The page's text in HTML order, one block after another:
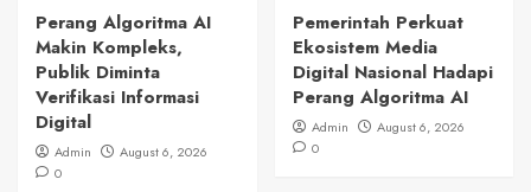
Perang Algoritma AI
Makin Kompleks,
Publik Diminta
Verifikasi Informasi
Digital
Admin
August 6, 2026
0
Pemerintah Perkuat
Ekosistem Media
Digital Nasional Hadapi
Perang Algoritma AI
Admin
August 6, 2026
0